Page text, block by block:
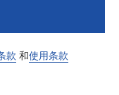
款 和使用条款